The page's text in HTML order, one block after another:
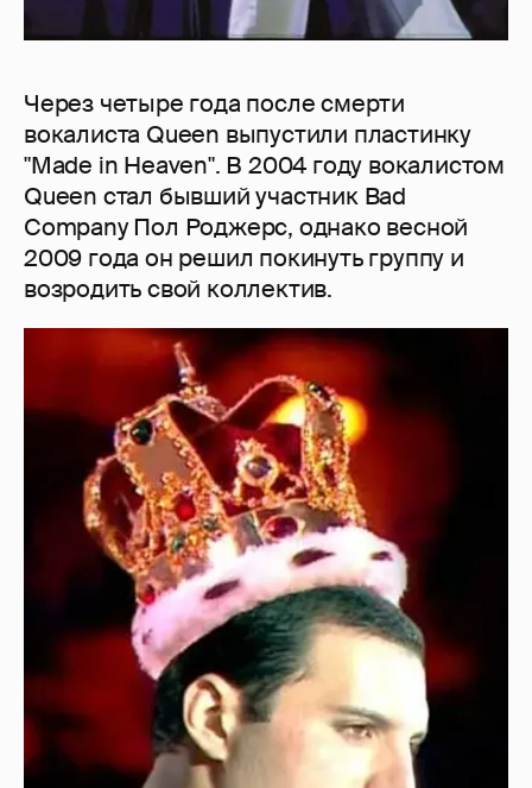
Через четыре года после смерти
вокалиста Queen выпустили пластинку
"Made in Heaven". В 2004 году вокалистом
Queen стал бывший участник Bad
Company Пол Роджерс, однако весной
2009 года он решил покинуть группу и
возродить свой коллектив.